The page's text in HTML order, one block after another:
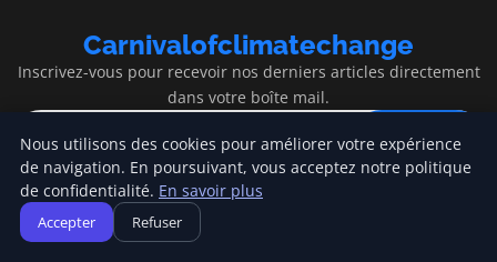
Carnivalofclimatechange
Inscrivez-vous pour recevoir nos derniers articles directement
dans votre boîte mail.
S'inscrire
Nous utilisons des cookies pour améliorer votre expérience
de navigation. En poursuivant, vous acceptez notre politique
de confidentialité. En savoir plus
Accepter Refuser